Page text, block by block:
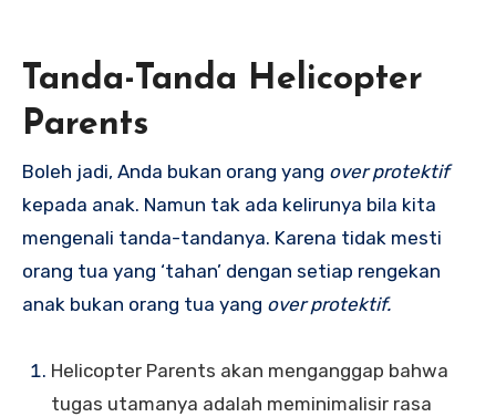
Tanda-Tanda Helicopter
Parents
Boleh jadi, Anda bukan orang yang over protektif
kepada anak. Namun tak ada kelirunya bila kita
mengenali tanda-tandanya. Karena tidak mesti
orang tua yang ‘tahan’ dengan setiap rengekan
anak bukan orang tua yang over protektif.
Helicopter Parents akan menganggap bahwa
tugas utamanya adalah meminimalisir rasa